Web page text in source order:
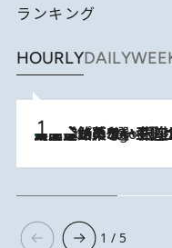
ランキング
HOURLYDAILY
7 Hours Ago
【間違いのない王道・東京土産】資生堂パーラー 銀座本店でのみ出会える銘菓5選《極上プディング・濃厚チーズケーキ・ボンボンショコラほか》
1 / 5